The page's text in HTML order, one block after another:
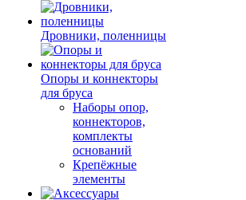
Дровники, поленницы
Опоры и коннекторы
для бруса
Наборы опор,
коннекторов,
комплекты
оснований
Крепёжные
элементы